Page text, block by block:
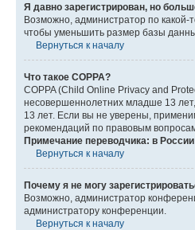
Я давно зарегистрирован, но
Возможно, администратор по какой-
чтобы уменьшить размер базы
Вернуться к началу
Что такое COPPA?
COPPA (Child Online Privacy and
несовершеннолетних младше 13
13 лет. Если вы не уверены,
рекомендаций по правовым
Примечание переводчика: в
Вернуться к началу
Почему я не могу
Возможно, администратор
администратору конференции.
Вернуться к началу